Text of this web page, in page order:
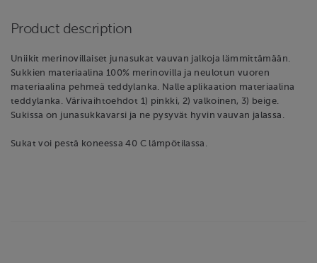
Product description
Uniikit merinovillaiset junasukat vauvan jalkoja lämmittämään.
Sukkien materiaalina 100% merinovilla ja neulotun vuoren
materiaalina pehmeä teddylanka. Nalle aplikaation materiaalina
teddylanka. Värivaihtoehdot 1) pinkki, 2) valkoinen, 3) beige.
Sukissa on junasukkavarsi ja ne pysyvät hyvin vauvan jalassa.
Sukat voi pestä koneessa 40 C lämpötilassa.